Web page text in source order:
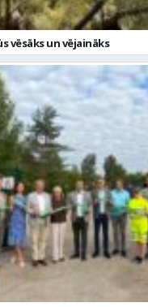
vēsāks un vējaināks